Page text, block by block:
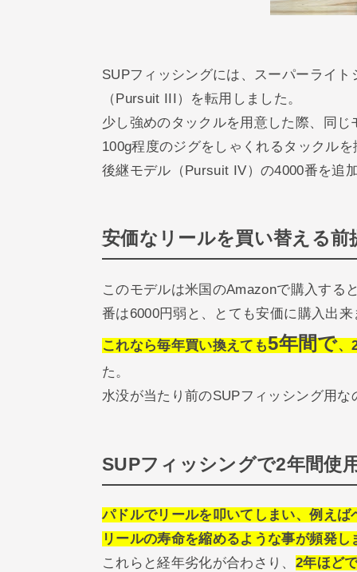
SUPフィッシングには、スーパーライ
（Pursuit III）を転用しました。
少し強めのタックルを用意した際、同じ
100g程度のジグをしゃくれるタックル
後継モデル（Pursuit IV）の4000番を追
安価なリールを買い替える前
このモデルは米国のAmazonで購入する
番は6000円弱と、とても安価に購入出来
これなら毎年買い換えても5年間で、
た。
水没が当たり前のSUPフィッシング用
SUPフィッシングで2年間使
パドルでリールを叩いてしまい、例えば
リールの寿命を縮めるような事が頻発し
これらと経年劣化が合わさり、 2年ほど